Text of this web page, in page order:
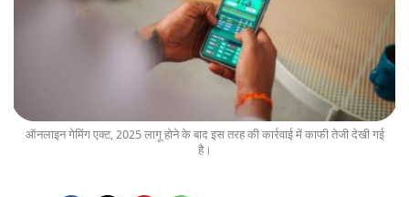
ऑनलाइन गेमिंग एक्ट, 2025 लागू होने के बाद इस तरह की कार्रवाई में काफी तेजी देखी गई
है।